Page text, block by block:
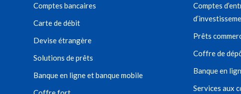
Comptes bancaires
Carte de débit
Devise étrangère
Solutions de prêts
Banque en ligne et banque mobile
Comptes
Prêts
Coffre de
Banque en
Services aux